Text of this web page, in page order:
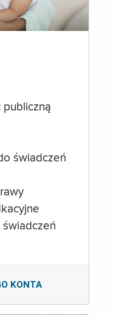
publiczną
świadczeń
KONTA